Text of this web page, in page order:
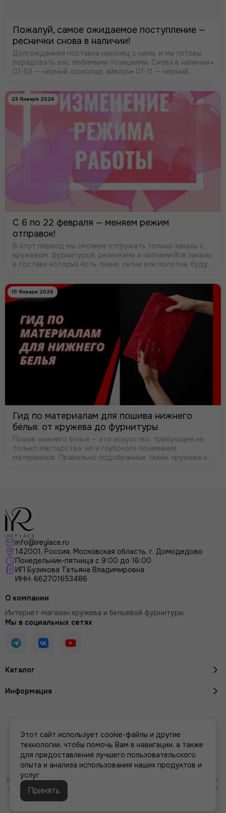
Пожалуй, самое ожидаемое поступление —
реснички снова в наличии!
Долгожданная поставка наконец с нами, и мы готовы
порадовать вас любимыми позициями. Снова в наличии:▪️
01-53 — чёрный, шоколад, айвори▪️ 01-11 — чёрный,
23 Января 2026
С 6 по 22 февраля — меняем режим
отправок!
В этот период мы сможем отгружать только заказы с
кружевом, фурнитурой, резинками и нитками.Все заказы,
в составе которых есть ткани, сетки или полотна, будут
приостанавливается отправка …
10 Января 2026
Гид по материалам для пошива нижнего
белья: от кружева до фурнитуры
Пошив нижнего белья — это искусство, требующее не
только мастерства, но и глубокого понимания
материалов. Правильно подобранные ткани, кружева и
info@ireylace.ru
142001, Россия, Московская область, г. Домодедово
Понедельник-пятница с 9:00 до 16:00
ИП Бузикова Татьяна Владимировна
ИНН: 662701653486
Каталог
Информация
О компании
Интернет-магазин кружева и бельевой фурнитуры
Мы в социальных сетях
2026 © Кружево и бельевая фурнитура IreyLace.Карта сайта
MOSK.STUDIO для платформы InSales
Вся представленная на сайте информация, касающаяся характеристик,
стоимости товаров и услуг, носит информационный характер и ни при
каких условиях не является публичной офертой, определяемой
Этот сайт использует cookie-файлы и другие
технологии, чтобы помочь Вам в навигации, а также
для предоставления лучшего пользовательского
опыта и анализа использования наших продуктов и
услуг.
Принять